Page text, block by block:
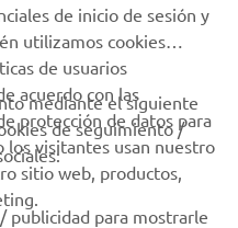
de inicio de sesión y
utilizamos cookies
de usuarios
acuerdo con las
protección de datos para
los visitantes usan nuestro
sitio web, productos,
mediante el siguiente
de seguimiento /
publicidad para mostrarle